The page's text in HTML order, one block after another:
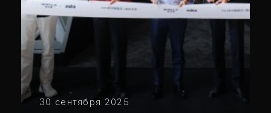
30 сентября 2025